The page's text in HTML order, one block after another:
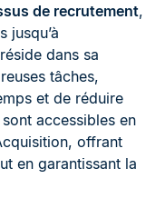
de recrutement,
jusqu’à
dans sa
tâches,
et de réduire
accessibles en
offrant
en garantissant la